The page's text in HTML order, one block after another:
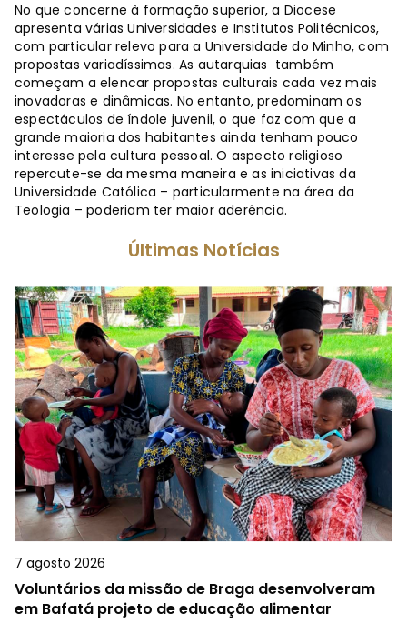
No que concerne à formação superior, a Diocese
apresenta várias Universidades e Institutos Politécnicos,
com particular relevo para a Universidade do Minho, com
propostas variadíssimas. As autarquias também
começam a elencar propostas culturais cada vez mais
inovadoras e dinâmicas. No entanto, predominam os
espectáculos de índole juvenil, o que faz com que a
grande maioria dos habitantes ainda tenham pouco
interesse pela cultura pessoal. O aspecto religioso
repercute-se da mesma maneira e as iniciativas da
Universidade Católica – particularmente na área da
Teologia – poderiam ter maior aderência.
Últimas Notícias
7 agosto 2026
Voluntários da missão de Braga desenvolveram
em Bafatá projeto de educação alimentar